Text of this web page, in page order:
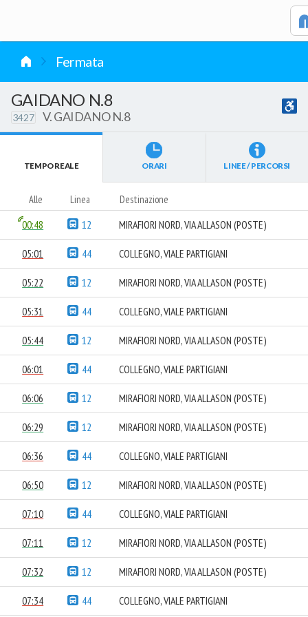
Fermata
GAIDANO N.8
3427 V. GAIDANO N.8
TEMPO REALE ORARI LINEE / PERCORSI
Alle Linea Destinazione
00:48 12 MIRAFIORI NORD, VIA ALLASON (POSTE)
05:01 44 COLLEGNO, VIALE PARTIGIANI
05:22 12 MIRAFIORI NORD, VIA ALLASON (POSTE)
05:31 44 COLLEGNO, VIALE PARTIGIANI
05:44 12 MIRAFIORI NORD, VIA ALLASON (POSTE)
06:01 44 COLLEGNO, VIALE PARTIGIANI
06:06 12 MIRAFIORI NORD, VIA ALLASON (POSTE)
06:29 12 MIRAFIORI NORD, VIA ALLASON (POSTE)
06:36 44 COLLEGNO, VIALE PARTIGIANI
06:50 12 MIRAFIORI NORD, VIA ALLASON (POSTE)
07:10 44 COLLEGNO, VIALE PARTIGIANI
07:11 12 MIRAFIORI NORD, VIA ALLASON (POSTE)
07:32 12 MIRAFIORI NORD, VIA ALLASON (POSTE)
07:34 44 COLLEGNO, VIALE PARTIGIANI